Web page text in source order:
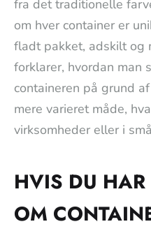
fra det traditionelle
om hver container er
fladt pakket, adskilt og
forklarer, hvordan man
containeren på grund
mere varieret måde,
virksomheder eller i
HVIS DU
OM